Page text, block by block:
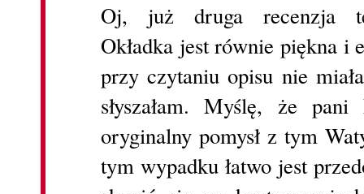
Oj, już druga recenzja
Okładka jest równie piękna i
przy czytaniu opisu nie
słyszałam. Myślę, że
oryginalny pomysł z tym
tym wypadku łatwo jest